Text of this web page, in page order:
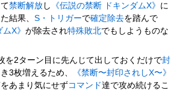
禁断解放 し 《伝説の禁断 ドキンダムX》 に
結果、S・トリガーで確定除去を踏んで
ムX》が除去され特殊敗北でもしようものな
を2ターン目に先んじて出しておくだけで封
3枚増えるため、
《禁断〜封印されしX〜》
あまり気にせずコマンド達で攻め続けるこ